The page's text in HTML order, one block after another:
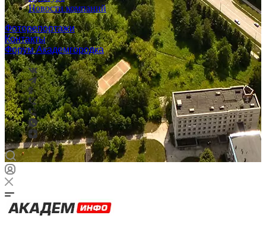
Новости компаний
Фоторепортажи
Контакты
Форум Академгородка